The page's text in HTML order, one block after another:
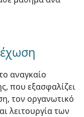
αναγκαίο
που εξασφαλίζει
τον οργανωτικό
λειτουργία των